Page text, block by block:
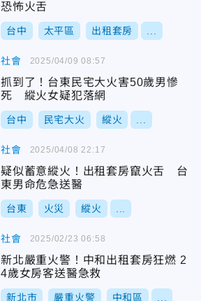
恐怖火舌
台中 太平區 出租套房
社會
抓到了！台東民宅大火害50歲男慘
死 縱火女疑犯落網
台中 民宅大火 縱火
2025/04/09 08:57
社會
疑似蓄意縱火！出租套房竄火舌 台
東男命危急送醫
台東 火災 縱火
2025/04/08 22:17
社會
新北嚴重火警！中和出租套房狂燃 2
4歲女房客送醫急救
新北市 嚴重火警 中和區
2025/02/23 06:58